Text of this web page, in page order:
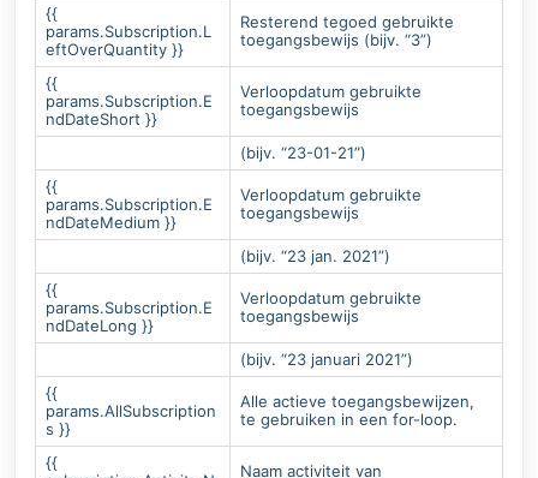
{{
params.Subscription.L
eftOverQuantity }}
Resterend tegoed gebruikte
toegangsbewijs (bijv. “3”)
{{
params.Subscription.E
ndDateShort }}
Verloopdatum gebruikte
toegangsbewijs
(bijv. “23-01-21”)
{{
params.Subscription.E
ndDateMedium }}
Verloopdatum gebruikte
toegangsbewijs
(bijv. “23 jan. 2021”)
{{
params.Subscription.E
ndDateLong }}
Verloopdatum gebruikte
toegangsbewijs
(bijv. “23 januari 2021”)
{{
params.AllSubscription
s }}
Alle actieve toegangsbewijzen,
te gebruiken in een for-loop.
{{
Naam activiteit van